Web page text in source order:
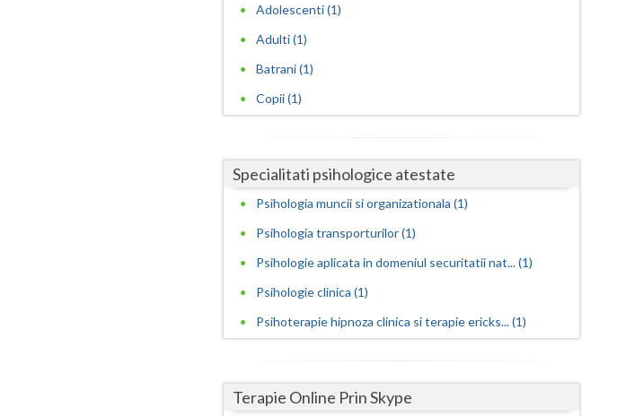
Olt
Salaj
Sibiu
Suceava
Teleorman
Tulcea
Adolescenti (1)
Adulti (1)
Batrani (1)
Copii (1)
Specialitati psihologice atestate
Psihologia muncii si organizationala (1)
Psihologia transporturilor (1)
Psihologie aplicata in domeniul securitatii nat... (1)
Psihologie clinica (1)
Psihoterapie hipnoza clinica si terapie ericks... (1)
Terapie Online Prin Skype